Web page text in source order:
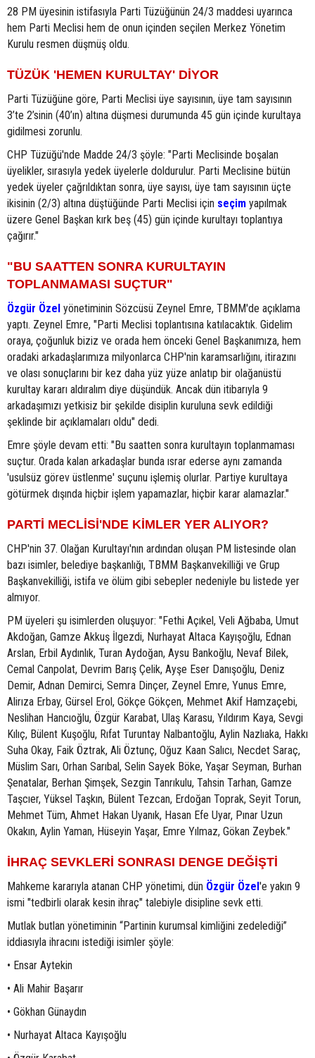
28 PM üyesinin istifasıyla Parti Tüzüğünün 24/3 maddesi uyarınca
hem Parti Meclisi hem de onun içinden seçilen Merkez Yönetim
Kurulu resmen düşmüş oldu.
TÜZÜK 'HEMEN KURULTAY' DİYOR
Parti Tüzüğüne göre, Parti Meclisi üye sayısının, üye tam sayısının
3’te 2’sinin (40’ın) altına düşmesi durumunda 45 gün içinde kurultaya
gidilmesi zorunlu.
CHP Tüzüğü'nde Madde 24/3 şöyle: "Parti Meclisinde boşalan
üyelikler, sırasıyla yedek üyelerle doldurulur. Parti Meclisine bütün
yedek üyeler çağrıldıktan sonra, üye sayısı, üye tam sayısının üçte
ikisinin (2/3) altına düştüğünde Parti Meclisi için seçim yapılmak
üzere Genel Başkan kırk beş (45) gün içinde kurultayı toplantıya
çağırır."
"BU SAATTEN SONRA KURULTAYIN
TOPLANMAMASI SUÇTUR"
Özgür Özel yönetiminin Sözcüsü Zeynel Emre, TBMM'de açıklama
yaptı. Zeynel Emre, "Parti Meclisi toplantısına katılacaktık. Gidelim
oraya, çoğunluk biziz ve orada hem önceki Genel Başkanımıza, hem
oradaki arkadaşlarımıza milyonlarca CHP'nin karamsarlığını, itirazını
ve olası sonuçlarını bir kez daha yüz yüze anlatıp bir olağanüstü
kurultay kararı aldıralım diye düşündük. Ancak dün itibarıyla 9
arkadaşımızı yetkisiz bir şekilde disiplin kuruluna sevk edildiği
şeklinde bir açıklamaları oldu" dedi.
Emre şöyle devam etti: "Bu saatten sonra kurultayın toplanmaması
suçtur. Orada kalan arkadaşlar bunda ısrar ederse aynı zamanda
'usulsüz görev üstlenme' suçunu işlemiş olurlar. Partiye kurultaya
götürmek dışında hiçbir işlem yapamazlar, hiçbir karar alamazlar."
PARTİ MECLİSİ'NDE KİMLER YER ALIYOR?
CHP'nin 37. Olağan Kurultayı'nın ardından oluşan PM listesinde olan
bazı isimler, belediye başkanlığı, TBMM Başkanvekilliği ve Grup
Başkanvekilliği, istifa ve ölüm gibi sebepler nedeniyle bu listede yer
almıyor.
PM üyeleri şu isimlerden oluşuyor: "Fethi Açıkel, Veli Ağbaba, Umut
Akdoğan, Gamze Akkuş İlgezdi, Nurhayat Altaca Kayışoğlu, Ednan
Arslan, Erbil Aydınlık, Turan Aydoğan, Aysu Bankoğlu, Nevaf Bilek,
Cemal Canpolat, Devrim Barış Çelik, Ayşe Eser Danışoğlu, Deniz
Demir, Adnan Demirci, Semra Dinçer, Zeynel Emre, Yunus Emre,
Alirıza Erbay, Gürsel Erol, Gökçe Gökçen, Mehmet Akif Hamzaçebi,
Neslihan Hancıoğlu, Özgür Karabat, Ulaş Karasu, Yıldırım Kaya, Sevgi
Kılıç, Bülent Kuşoğlu, Rıfat Turuntay Nalbantoğlu, Aylin Nazlıaka, Hakkı
Suha Okay, Faik Öztrak, Ali Öztunç, Oğuz Kaan Salıcı, Necdet Saraç,
Müslim Sarı, Orhan Sarıbal, Selin Sayek Böke, Yaşar Seyman, Burhan
Şenatalar, Berhan Şimşek, Sezgin Tanrıkulu, Tahsin Tarhan, Gamze
Taşcıer, Yüksel Taşkın, Bülent Tezcan, Erdoğan Toprak, Seyit Torun,
Mehmet Tüm, Ahmet Hakan Uyanık, Hasan Efe Uyar, Pınar Uzun
Okakın, Aylin Yaman, Hüseyin Yaşar, Emre Yılmaz, Gökan Zeybek."
İHRAÇ SEVKLERİ SONRASI DENGE DEĞİŞTİ
Mahkeme kararıyla atanan CHP yönetimi, dün Özgür Özel'e yakın 9
ismi "tedbirli olarak kesin ihraç" talebiyle disipline sevk etti.
Mutlak butlan yönetiminin “Partinin kurumsal kimliğini zedelediği”
iddiasıyla ihracını istediği isimler şöyle:
• Ensar Aytekin
• Ali Mahir Başarır
• Gökhan Günaydın
• Nurhayat Altaca Kayışoğlu